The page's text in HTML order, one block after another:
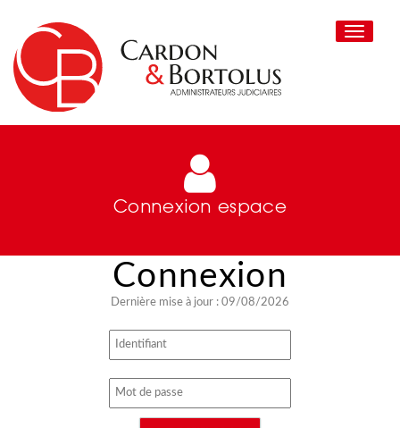
Toggle
Connexion espace
Dernière mise à jour : 09/08/2026